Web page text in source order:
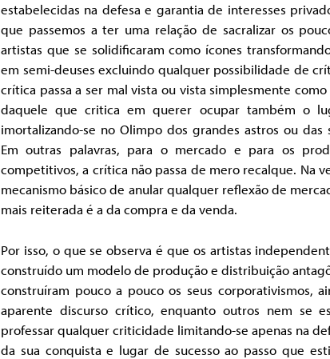
estabelecidas na defesa e garantia de interesses
que passemos a ter uma relação de sacralizar os
artistas que se solidificaram como ícones
em semi-deuses excluindo qualquer possibilidade de
crítica passa a ser mal vista ou vista simplesmente
daquele que critica em querer ocupar também o
imortalizando-se no Olimpo dos grandes astros ou das
Em outras palavras, para o mercado e para os
competitivos, a crítica não passa de mero recalque. Na
mecanismo básico de anular qualquer reflexão de
mais reiterada é a da compra e da venda.
Por isso, o que se observa é que os artistas
construído um modelo de produção e distribuição
construíram pouco a pouco os seus corporativismos,
aparente discurso crítico, enquanto outros nem se
professar qualquer criticidade limitando-se apenas na
da sua conquista e lugar de sucesso ao passo que